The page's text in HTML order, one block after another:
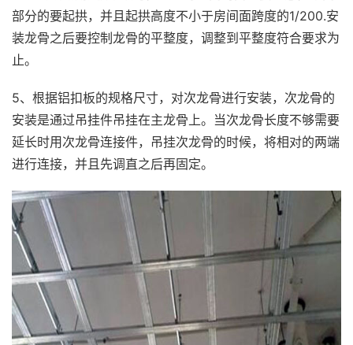
部分的要起拱，并且起拱高度不小于房间面跨度的1/200.安
装龙骨之后要控制龙骨的平整度，调整到平整度符合要求为
止。
5、根据铝扣板的规格尺寸，对次龙骨进行安装，次龙骨的
安装是通过吊挂件吊挂在主龙骨上。当次龙骨长度不够需要
延长时用次龙骨连接件，吊挂次龙骨的时候，将相对的两端
进行连接，并且先调直之后再固定。